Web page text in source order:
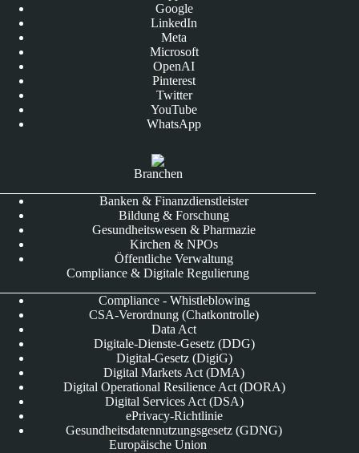
Google
LinkedIn
Meta
Microsoft
OpenAI
Pinterest
Twitter
YouTube
WhatsApp
Branchen
Banken & Finanzdienstleister
Bildung & Forschung
Gesundheitswesen & Pharmazie
Kirchen & NPOs
Öffentliche Verwaltung
Compliance & Digitale Regulierung
Compliance - Whistleblowing
CSA-Verordnung (Chatkontrolle)
Data Act
Digitale-Dienste-Gesetz (DDG)
Digital-Gesetz (DigiG)
Digital Markets Act (DMA)
Digital Operational Resilience Act (DORA)
Digital Services Act (DSA)
ePrivacy-Richtlinie
Gesundheitsdatennutzungsgesetz (GDNG)
Europäische Union